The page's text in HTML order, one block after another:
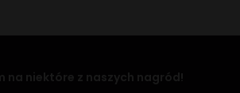
na niektóre z naszych nagród!